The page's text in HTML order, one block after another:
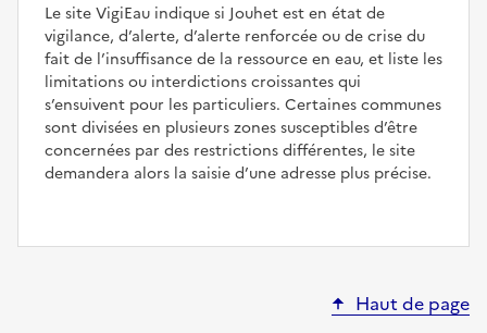
Le site VigiEau indique si Jouhet est en état de
vigilance, d’alerte, d’alerte renforcée ou de crise du
fait de l’insuffisance de la ressource en eau, et liste les
limitations ou interdictions croissantes qui
s’ensuivent pour les particuliers. Certaines communes
sont divisées en plusieurs zones susceptibles d’être
concernées par des restrictions différentes, le site
demandera alors la saisie d’une adresse plus précise.
Haut de page